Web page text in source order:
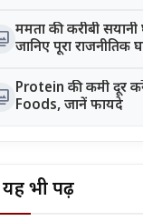
ममता की करीबी सयानी
जानिए पूरा राजनीतिक
Protein की कमी दूर
Foods, जानें फायदे
यह भी पढ़ें